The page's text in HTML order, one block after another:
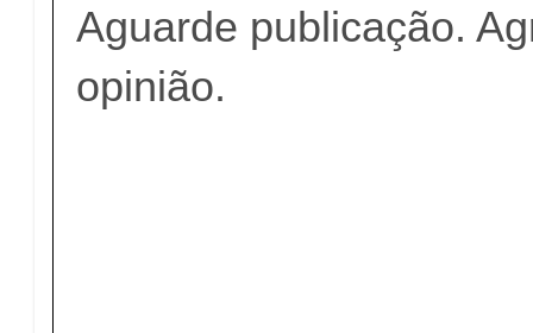
Aguarde publicação.
opinião.